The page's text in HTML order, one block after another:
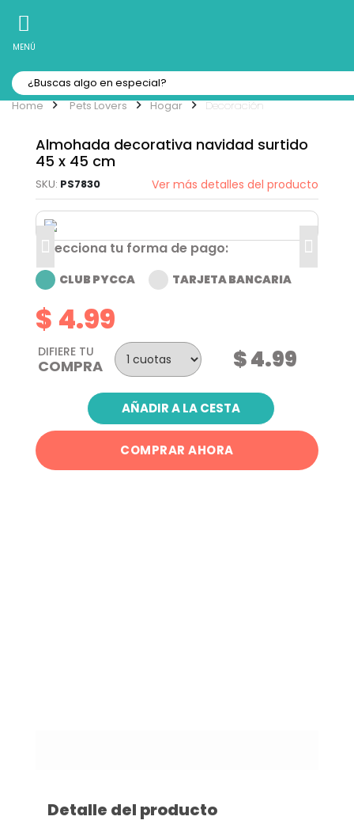
MENÚ
Pets Lovers Hogar Decoración
Almohada decorativa navidad surtido
45 x 45 cm
PS7830 Ver más detalles del producto
Selecciona tu forma de pago:
CLUB PYCCA TARJETA BANCARIA
$ 4.99
DIFIERE TU
COMPRA $ 4.99
AÑADIR A LA CESTA
COMPRAR
Detalle del producto